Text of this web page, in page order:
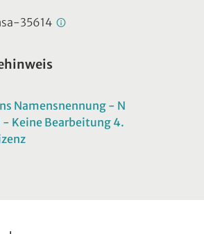
35614
Namensnennung - N
Keine Bearbeitung 4.